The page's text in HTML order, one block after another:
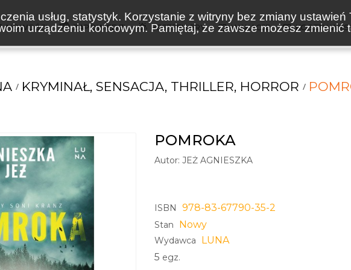
usług, statystyk. Korzystanie z witryny bez zmiany ustawień
urządzeniu końcowym. Pamiętaj, że zawsze możesz zmienić
NOWOŚCI ZAPOWIEDZI BESTSELLERY WAKACJE KOSZTY
KRYMINAŁ, SENSACJA, THRILLER, HORROR
POMROKA
Autor: JEŻ AGNIESZKA
ISBN 978-83-67790-35-2
Stan Nowy
Wydawca
LUNA
5 egz.